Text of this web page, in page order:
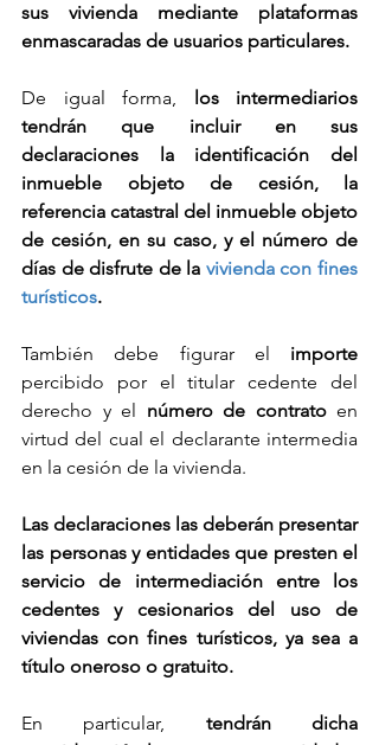
sus vivienda mediante plataformas
enmascaradas de usuarios particulares.
De igual forma,
los intermediarios
tendrán que incluir en sus
declaraciones la identificación del
inmueble objeto de cesión, la
referencia catastral del inmueble objeto
de cesión, en su caso, y el número de
días de disfrute de la vivienda con fines
turísticos.
También debe figurar el importe
percibido por el titular cedente del
derecho y el número de contrato en
virtud del cual el declarante intermedia
en la cesión de la vivienda.
Las declaraciones las deberán presentar
las personas y entidades que presten el
servicio de intermediación entre los
cedentes y cesionarios del uso de
viviendas con fines turísticos, ya sea a
título oneroso o gratuito.
En particular, tendrán dicha